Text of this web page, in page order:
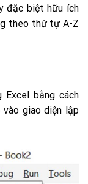
đặc biệt hữu ích
theo thứ tự A-Z
bằng cách
giao diện lập